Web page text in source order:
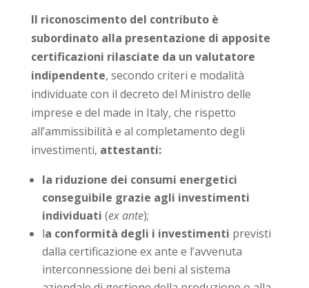
Il riconoscimento del contributo è
subordinato alla presentazione di apposite
certificazioni rilasciate da un valutatore
indipendente, secondo criteri e modalità
individuate con il decreto del Ministro delle
imprese e del made in Italy, che rispetto
all’ammissibilità e al completamento degli
investimenti, attestanti:
la riduzione dei consumi energetici
conseguibile grazie agli investimenti
individuati (ex ante);
la conformità degli i investimenti previsti
dalla certificazione ex ante e l’avvenuta
interconnessione dei beni al sistema